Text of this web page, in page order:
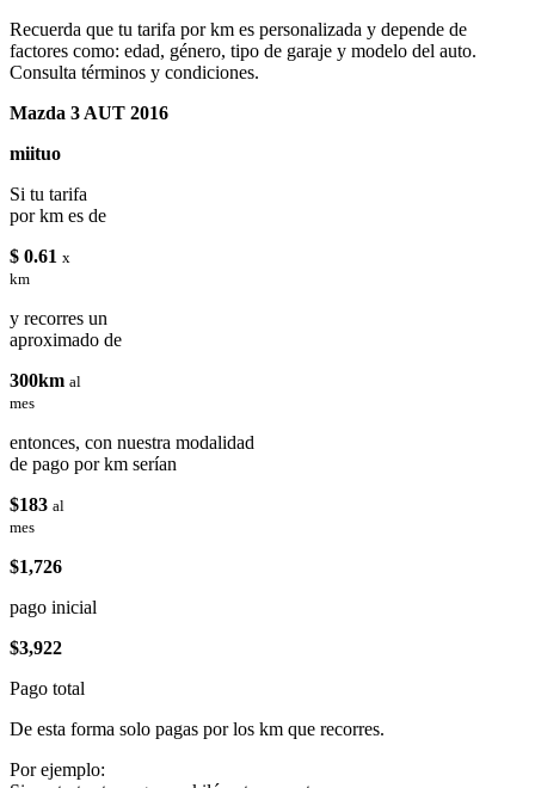
Recuerda que tu tarifa por km es personalizada y depende de
factores como: edad, género, tipo de garaje y modelo del auto.
Consulta términos y condiciones.
Mazda 3 AUT 2016
miituo
Si tu tarifa
por km es de
$ 0.61 x
km
y recorres un
aproximado de
300km al
mes
entonces, con nuestra modalidad
de pago por km serían
$183 al
mes
$1,726
pago inicial
$3,922
Pago total
De esta forma solo pagas por los km que recorres.
Por ejemplo: